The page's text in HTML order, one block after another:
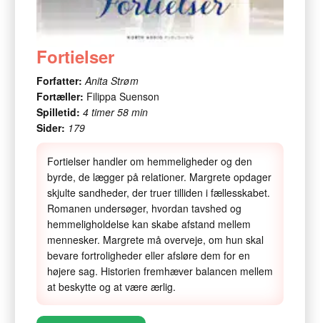
Fortielser
Forfatter: Anita Strøm
Fortæller: Filippa Suenson
Spilletid: 4 timer 58 min
Sider: 179
Fortielser handler om hemmeligheder og den
byrde, de lægger på relationer. Margrete opdager
skjulte sandheder, der truer tilliden i fællesskabet.
Romanen undersøger, hvordan tavshed og
hemmeligholdelse kan skabe afstand mellem
mennesker. Margrete må overveje, om hun skal
bevare fortroligheder eller afsløre dem for en
højere sag. Historien fremhæver balancen mellem
at beskytte og at være ærlig.